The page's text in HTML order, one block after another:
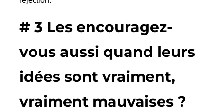
# 3 Les encouragez-
vous aussi quand leurs
idées sont vraiment,
vraiment mauvaises ?